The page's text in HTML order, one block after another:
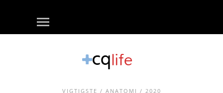
VIGTIGSTE / ANATOMI / 2020